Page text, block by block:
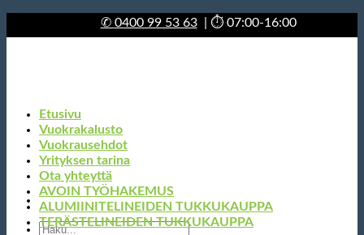
to
✆ 0400 99 53 63| ⏱ 07:00-16:00
Etsi:
Etusivu
Vuokrakalusto
Vuokrausehdot
Yrityksen tarina
Ota yhteyttä
AVOIN TYÖHAKEMUS
ALUMIINITELINEIDEN TUKKUKAUPPA
TERÄSTELINEIDEN TUKKUKAUPPA